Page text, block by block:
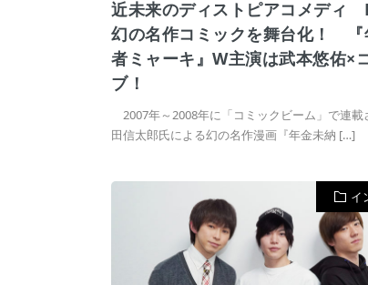
近未来のディストピアコメディ
幻の名作コミックを舞台化！ 『
者ミャーキ』W主演は武本悠佑×
ブ！
2007年～2008年に「コミックビーム」で連載
田信太郎氏による幻の名作漫画『年金未納 […]
イ